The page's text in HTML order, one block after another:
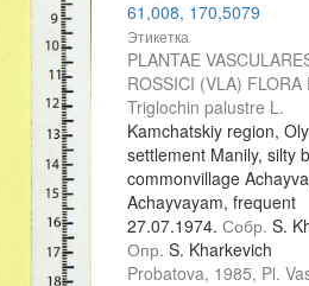
61,008, 170,5079
Этикетка
PLANTAE
ROSSICI (VLA) FLORA
Triglochin palustre L.
Kamchatskiy region,
settlement Manily, silty
commonvillage
Achayvayam, frequent
27.07.1974. Собр. S.
Опр. S. Kharkevich
Probatova, 1985, Pl.